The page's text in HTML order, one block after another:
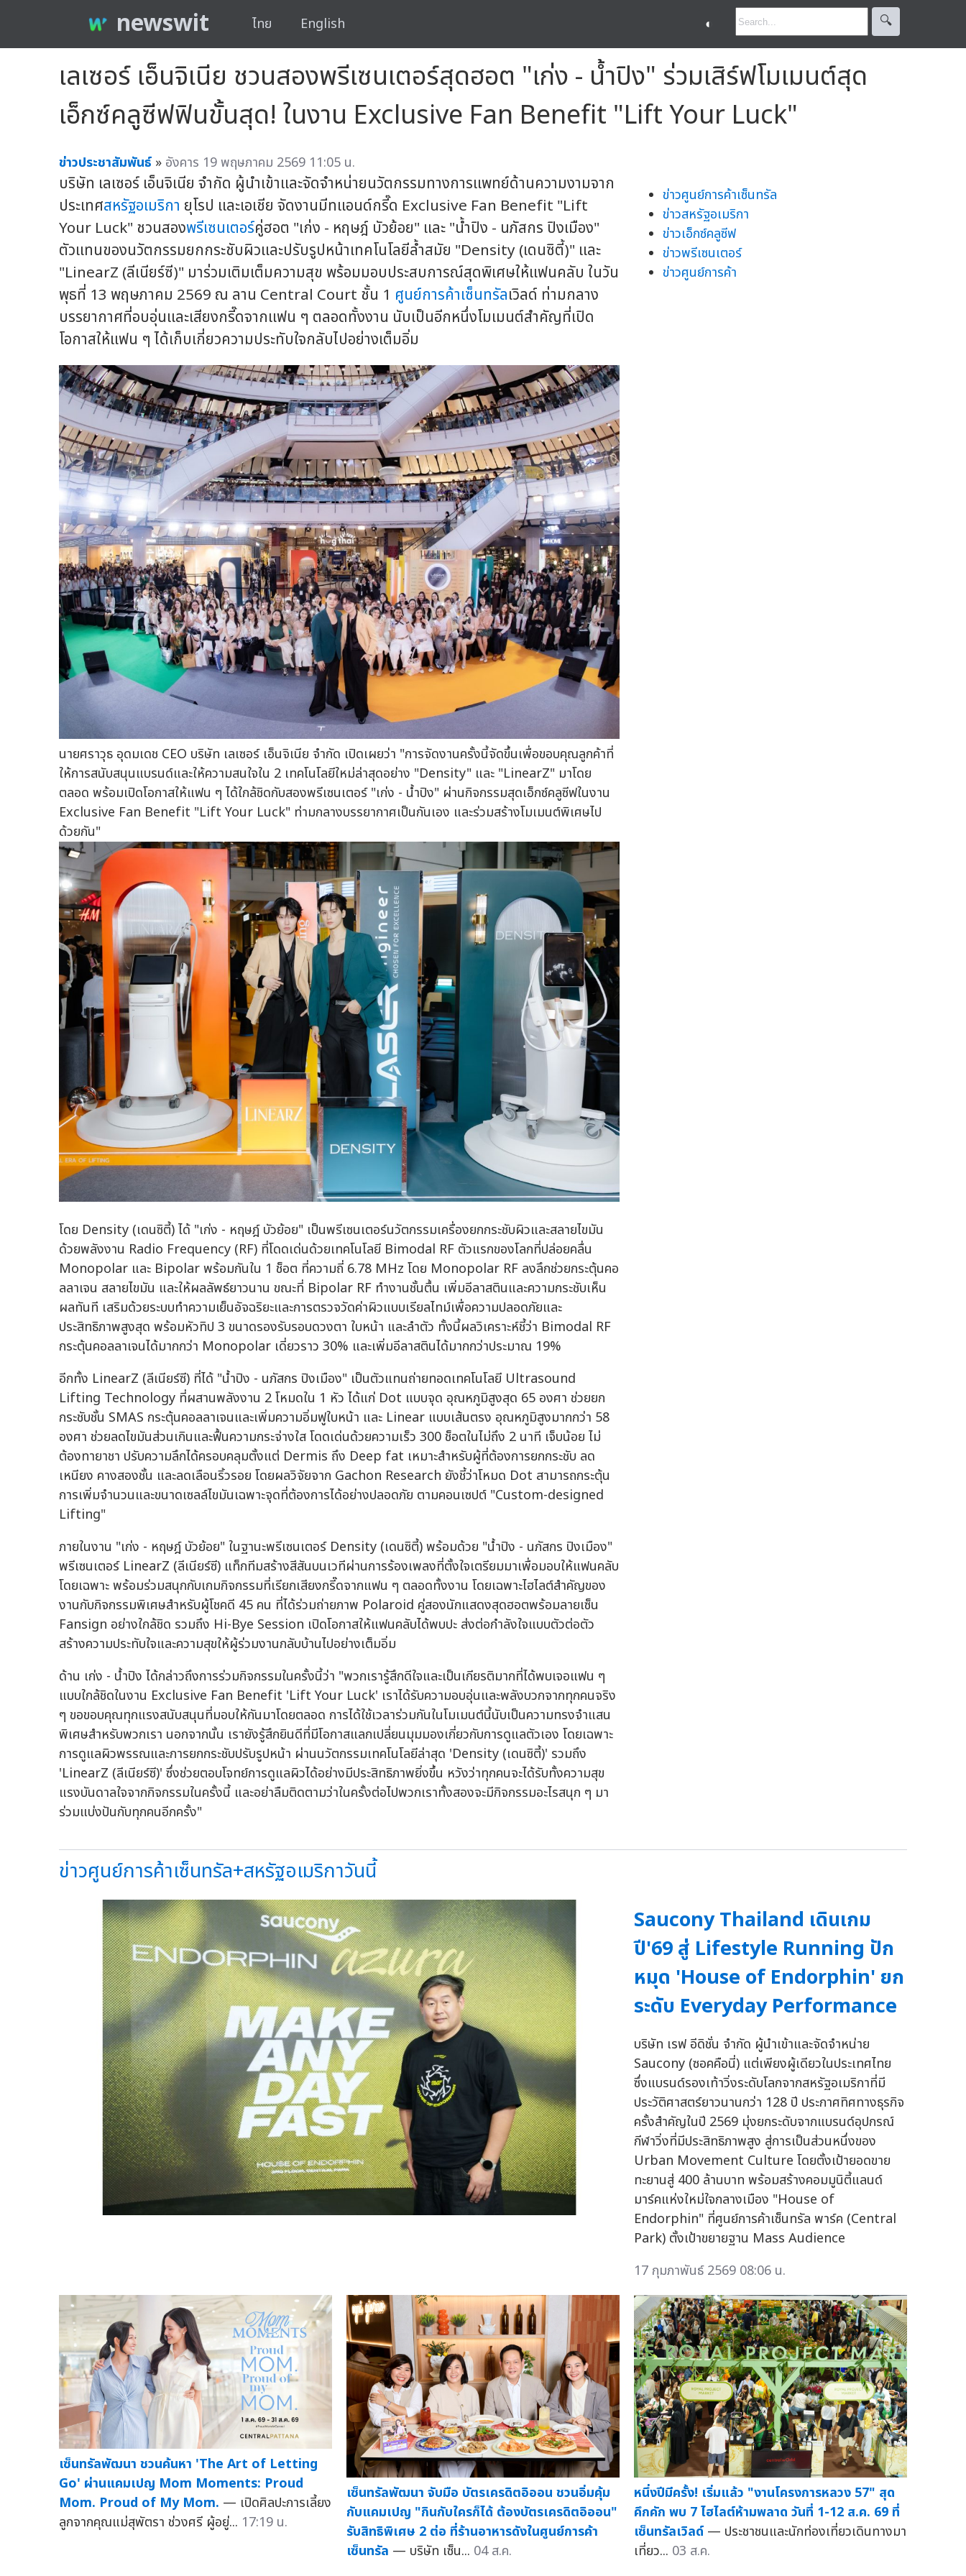
newswit ไทย English ◐ 🔍︎
เลเซอร์ เอ็นจิเนีย ชวนสองพรีเซนเตอร์สุดฮอต "เก่ง - น้ำปิง" ร่วมเสิร์ฟโมเมนต์สุด
เอ็กซ์คลูซีฟฟินขั้นสุด! ในงาน Exclusive Fan Benefit "Lift Your Luck"
ข่าวประชาสัมพันธ์ » อังคาร 19 พฤษภาคม 2569 11:05 น.
บริษัท เลเซอร์ เอ็นจิเนีย จำกัด ผู้นำเข้าและจัดจำหน่ายนวัตกรรมทางการแพทย์ด้านความงามจาก
ประเทศสหรัฐอเมริกา ยุโรป และเอเชีย จัดงานมีทแอนด์กรี๊ด Exclusive Fan Benefit "Lift
Your Luck" ชวนสองพรีเซนเตอร์คู่ฮอต "เก่ง - หฤษฎ์ บัวย้อย" และ "น้ำปิง - นภัสกร ปิงเมือง"
ตัวแทนของนวัตกรรมยกกระชับผิวและปรับรูปหน้าเทคโนโลยีล้ำสมัย "Density (เดนซิตี้)" และ
"LinearZ (ลีเนียร์ซี)" มาร่วมเติมเต็มความสุข พร้อมมอบประสบการณ์สุดพิเศษให้แฟนคลับ ในวัน
พุธที่ 13 พฤษภาคม 2569 ณ ลาน Central Court ชั้น 1 ศูนย์การค้าเซ็นทรัลเวิลด์ ท่ามกลาง
บรรยากาศที่อบอุ่นและเสียงกรี๊ดจากแฟน ๆ ตลอดทั้งงาน นับเป็นอีกหนึ่งโมเมนต์สำคัญที่เปิด
โอกาสให้แฟน ๆ ได้เก็บเกี่ยวความประทับใจกลับไปอย่างเต็มอิ่ม
นายศราวุธ อุดมเดช CEO บริษัท เลเซอร์ เอ็นจิเนีย จำกัด เปิดเผยว่า "การจัดงานครั้งนี้จัดขึ้นเพื่อขอบคุณลูกค้าที่
ให้การสนับสนุนแบรนด์และให้ความสนใจใน 2 เทคโนโลยีใหม่ล่าสุดอย่าง "Density" และ "LinearZ" มาโดย
ตลอด พร้อมเปิดโอกาสให้แฟน ๆ ได้ใกล้ชิดกับสองพรีเซนเตอร์ "เก่ง - น้ำปิง" ผ่านกิจกรรมสุดเอ็กซ์คลูซีฟในงาน
Exclusive Fan Benefit "Lift Your Luck" ท่ามกลางบรรยากาศเป็นกันเอง และร่วมสร้างโมเมนต์พิเศษไป
ด้วยกัน"
โดย Density (เดนซิตี้) ได้ "เก่ง - หฤษฎ์ บัวย้อย" เป็นพรีเซนเตอร์นวัตกรรมเครื่องยกกระชับผิวและสลายไขมัน
ด้วยพลังงาน Radio Frequency (RF) ที่โดดเด่นด้วยเทคโนโลยี Bimodal RF ตัวแรกของโลกที่ปล่อยคลื่น
Monopolar และ Bipolar พร้อมกันใน 1 ช็อต ที่ความถี่ 6.78 MHz โดย Monopolar RF ลงลึกช่วยกระตุ้นคอ
ลลาเจน สลายไขมัน และให้ผลลัพธ์ยาวนาน ขณะที่ Bipolar RF ทำงานชั้นตื้น เพิ่มอีลาสตินและความกระชับเห็น
ผลทันที เสริมด้วยระบบทำความเย็นอัจฉริยะและการตรวจวัดค่าผิวแบบเรียลไทม์เพื่อความปลอดภัยและ
ประสิทธิภาพสูงสุด พร้อมหัวทิป 3 ขนาดรองรับรอบดวงตา ใบหน้า และลำตัว ทั้งนี้ผลวิเคราะห์ชี้ว่า Bimodal RF
กระตุ้นคอลลาเจนได้มากกว่า Monopolar เดี่ยวราว 30% และเพิ่มอีลาสตินได้มากกว่าประมาณ 19%
อีกทั้ง LinearZ (ลีเนียร์ซี) ที่ได้ "น้ำปิง - นภัสกร ปิงเมือง" เป็นตัวแทนถ่ายทอดเทคโนโลยี Ultrasound
Lifting Technology ที่ผสานพลังงาน 2 โหมดใน 1 หัว ได้แก่ Dot แบบจุด อุณหภูมิสูงสุด 65 องศา ช่วยยก
กระชับชั้น SMAS กระตุ้นคอลลาเจนและเพิ่มความอิ่มฟูใบหน้า และ Linear แบบเส้นตรง อุณหภูมิสูงมากกว่า 58
องศา ช่วยลดไขมันส่วนเกินและฟื้นความกระจ่างใส โดดเด่นด้วยความเร็ว 300 ช็อตในไม่ถึง 2 นาที เจ็บน้อย ไม่
ต้องทายาชา ปรับความลึกได้ครอบคลุมตั้งแต่ Dermis ถึง Deep fat เหมาะสำหรับผู้ที่ต้องการยกกระชับ ลด
เหนียง คางสองชั้น และลดเลือนริ้วรอย โดยผลวิจัยจาก Gachon Research ยังชี้ว่าโหมด Dot สามารถกระตุ้น
การเพิ่มจำนวนและขนาดเซลล์ไขมันเฉพาะจุดที่ต้องการได้อย่างปลอดภัย ตามคอนเซปต์ "Custom-designed
Lifting"
ภายในงาน "เก่ง - หฤษฎ์ บัวย้อย" ในฐานะพรีเซนเตอร์ Density (เดนซิตี้) พร้อมด้วย "น้ำปิง - นภัสกร ปิงเมือง"
พรีเซนเตอร์ LinearZ (ลีเนียร์ซี) แท็กทีมสร้างสีสันบนเวทีผ่านการร้องเพลงที่ตั้งใจเตรียมมาเพื่อมอบให้แฟนคลับ
โดยเฉพาะ พร้อมร่วมสนุกกับเกมกิจกรรมที่เรียกเสียงกรี๊ดจากแฟน ๆ ตลอดทั้งงาน โดยเฉพาะไฮไลต์สำคัญของ
งานกับกิจกรรมพิเศษสำหรับผู้โชคดี 45 คน ที่ได้ร่วมถ่ายภาพ Polaroid คู่สองนักแสดงสุดฮอตพร้อมลายเซ็น
Fansign อย่างใกล้ชิด รวมถึง Hi-Bye Session เปิดโอกาสให้แฟนคลับได้พบปะ ส่งต่อกำลังใจแบบตัวต่อตัว
สร้างความประทับใจและความสุขให้ผู้ร่วมงานกลับบ้านไปอย่างเต็มอิ่ม
ด้าน เก่ง - น้ำปิง ได้กล่าวถึงการร่วมกิจกรรมในครั้งนี้ว่า "พวกเรารู้สึกดีใจและเป็นเกียรติมากที่ได้พบเจอแฟน ๆ
แบบใกล้ชิดในงาน Exclusive Fan Benefit 'Lift Your Luck' เราได้รับความอบอุ่นและพลังบวกจากทุกคนจริง
ๆ ขอขอบคุณทุกแรงสนับสนุนที่มอบให้กันมาโดยตลอด การได้ใช้เวลาร่วมกันในโมเมนต์นี้นับเป็นความทรงจำแสน
พิเศษสำหรับพวกเรา นอกจากนั้น เรายังรู้สึกยินดีที่มีโอกาสแลกเปลี่ยนมุมมองเกี่ยวกับการดูแลตัวเอง โดยเฉพาะ
การดูแลผิวพรรณและการยกกระชับปรับรูปหน้า ผ่านนวัตกรรมเทคโนโลยีล่าสุด 'Density (เดนซิตี้)' รวมถึง
'LinearZ (ลีเนียร์ซี)' ซึ่งช่วยตอบโจทย์การดูแลผิวได้อย่างมีประสิทธิภาพยิ่งขึ้น หวังว่าทุกคนจะได้รับทั้งความสุข
แรงบันดาลใจจากกิจกรรมในครั้งนี้ และอย่าลืมติดตามว่าในครั้งต่อไปพวกเราทั้งสองจะมีกิจกรรมอะไรสนุก ๆ มา
ร่วมแบ่งปันกับทุกคนอีกครั้ง"
ข่าวศูนย์การค้าเซ็นทรัล
ข่าวสหรัฐอเมริกา
ข่าวเอ็กซ์คลูซีฟ
ข่าวพรีเซนเตอร์
ข่าวศูนย์การค้า
ข่าวศูนย์การค้าเซ็นทรัล+สหรัฐอเมริกาวันนี้
Saucony Thailand เดินเกม
ปี'69 สู่ Lifestyle Running ปัก
หมุด 'House of Endorphin' ยก
ระดับ Everyday Performance
บริษัท เรฟ อีดิชั่น จำกัด ผู้นำเข้าและจัดจำหน่าย
Saucony (ซอคคือนี่) แต่เพียงผู้เดียวในประเทศไทย
ซึ่งแบรนด์รองเท้าวิ่งระดับโลกจากสหรัฐอเมริกาที่มี
ประวัติศาสตร์ยาวนานกว่า 128 ปี ประกาศทิศทางธุรกิจ
ครั้งสำคัญในปี 2569 มุ่งยกระดับจากแบรนด์อุปกรณ์
กีฬาวิ่งที่มีประสิทธิภาพสูง สู่การเป็นส่วนหนึ่งของ
Urban Movement Culture โดยตั้งเป้ายอดขาย
ทะยานสู่ 400 ล้านบาท พร้อมสร้างคอมมูนิตี้แลนด์
มาร์คแห่งใหม่ใจกลางเมือง "House of
Endorphin" ที่ศูนย์การค้าเซ็นทรัล พาร์ค (Central
Park) ตั้งเป้าขยายฐาน Mass Audience
17 กุมภาพันธ์ 2569 08:06 น.
เซ็นทรัลพัฒนา ชวนค้นหา 'The Art of Letting
Go' ผ่านแคมเปญ Mom Moments: Proud
Mom. Proud of My Mom. — เปิดศิลปะการเลี้ยง
ลูกจากคุณแม่สุพัตรา ช่วงศรี ผู้อยู่... 17:19 น.
เซ็นทรัลพัฒนา จับมือ บัตรเครดิตอิออน ชวนอิ่มคุ้ม
กับแคมเปญ "กินกับใครก็ได้ ต้องบัตรเครดิตอิออน"
รับสิทธิพิเศษ 2 ต่อ ที่ร้านอาหารดังในศูนย์การค้า
เซ็นทรัล — บริษัท เซ็น... 04 ส.ค.
หนึ่งปีมีครั้ง! เริ่มแล้ว "งานโครงการหลวง 57" สุด
คึกคัก พบ 7 ไฮไลต์ห้ามพลาด วันที่ 1-12 ส.ค. 69 ที่
เซ็นทรัลเวิลด์ — ประชาชนและนักท่องเที่ยวเดินทางมา
เที่ยว... 03 ส.ค.